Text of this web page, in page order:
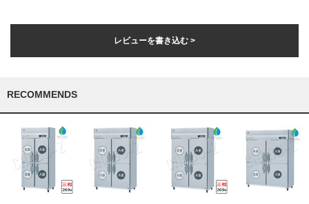
レビューを書き込む >
RECOMMENDS